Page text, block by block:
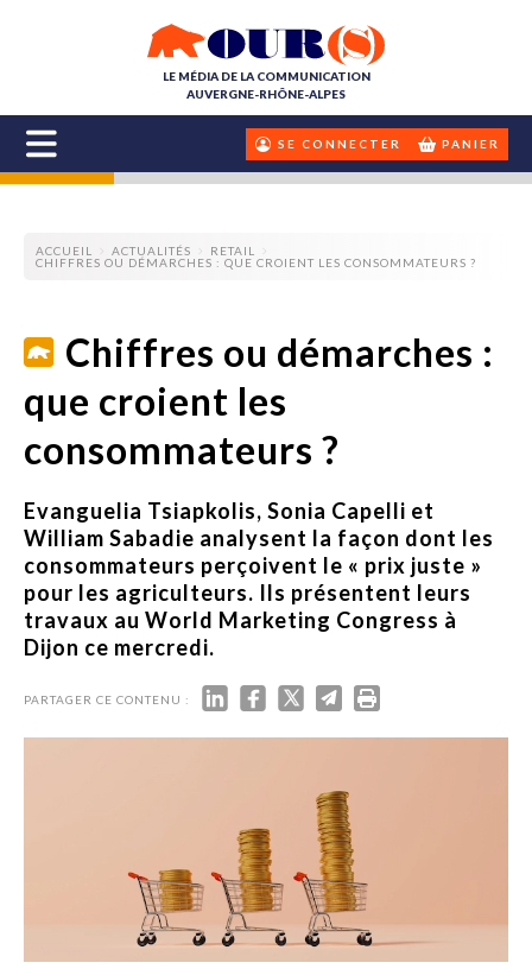
LE MÉDIA DE LA COMMUNICATION
AUVERGNE-RHÔNE-ALPES
SE CONNECTER PANIER
ACCUEIL ACTUALITÉS
RETAIL
CHIFFRES OU DÉMARCHES : QUE CROIENT LES CONSOMMATEURS ?
Chiffres ou démarches :
que croient les
consommateurs ?
Evanguelia Tsiapkolis, Sonia Capelli et
William Sabadie analysent la façon dont les
consommateurs perçoivent le « prix juste »
pour les agriculteurs. Ils présentent leurs
travaux au World Marketing Congress à
Dijon ce mercredi.
PARTAGER CE CONTENU :